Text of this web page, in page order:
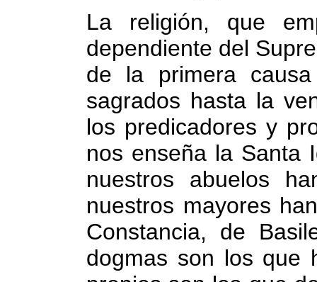
La religión, que
dependiente del
de la primera
sagrados hasta la
los predicadores y
nos enseña la Santa
nuestros abuelos
nuestros mayores
Constancia, de
dogmas son los que